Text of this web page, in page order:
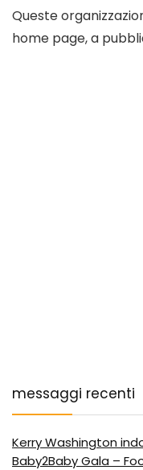
Queste
home page, a
messaggi recenti
Kerry Washington
Baby2Baby Gala –